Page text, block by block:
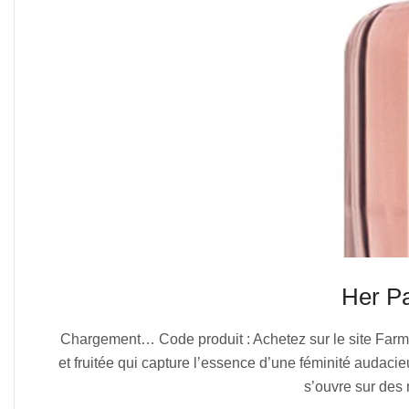
Her
07-
06
Chargement… Code produit : Achetez sur le site
et fruitée qui capture l’essence d’une féminité
s’ouvre sur